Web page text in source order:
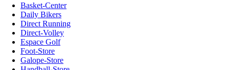
Basket-Center
Daily Bikers
Direct Running
Direct-Volley
Espace Golf
Foot-Store
Galope-Store